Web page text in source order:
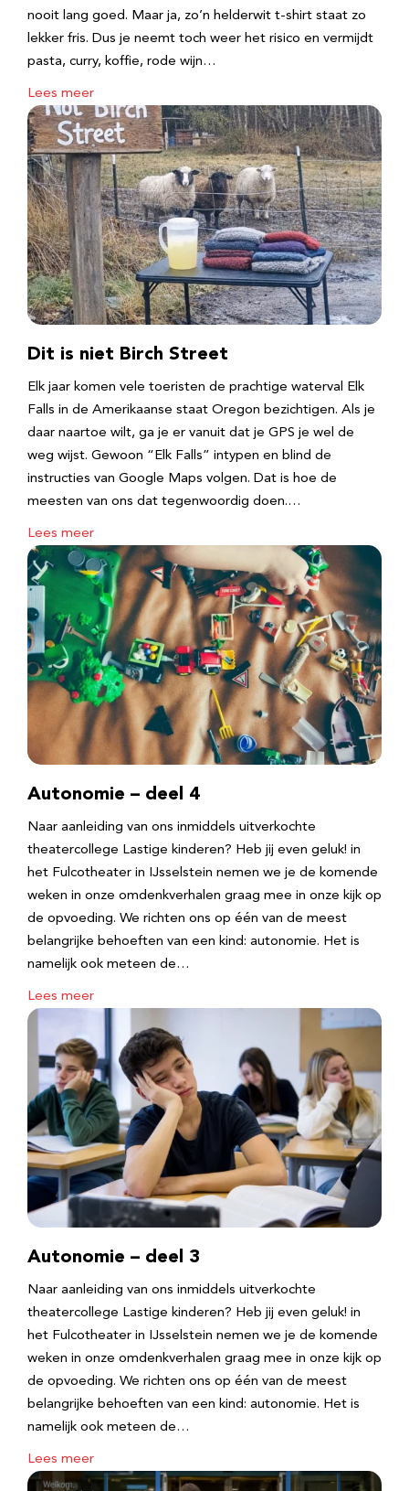
nooit lang goed. Maar ja, zo’n helderwit t-shirt staat zo
lekker fris. Dus je neemt toch weer het risico en vermijdt
pasta, curry, koffie, rode wijn…
Lees meer
Dit is niet Birch Street
Elk jaar komen vele toeristen de prachtige waterval Elk
Falls in de Amerikaanse staat Oregon bezichtigen. Als je
daar naartoe wilt, ga je er vanuit dat je GPS je wel de
weg wijst. Gewoon “Elk Falls” intypen en blind de
instructies van Google Maps volgen. Dat is hoe de
meesten van ons dat tegenwoordig doen.…
Lees meer
Autonomie – deel 4
Naar aanleiding van ons inmiddels uitverkochte
theatercollege Lastige kinderen? Heb jij even geluk! in
het Fulcotheater in IJsselstein nemen we je de komende
weken in onze omdenkverhalen graag mee in onze kijk op
de opvoeding. We richten ons op één van de meest
belangrijke behoeften van een kind: autonomie. Het is
namelijk ook meteen de…
Lees meer
Autonomie – deel 3
Naar aanleiding van ons inmiddels uitverkochte
theatercollege Lastige kinderen? Heb jij even geluk! in
het Fulcotheater in IJsselstein nemen we je de komende
weken in onze omdenkverhalen graag mee in onze kijk op
de opvoeding. We richten ons op één van de meest
belangrijke behoeften van een kind: autonomie. Het is
namelijk ook meteen de…
Lees meer